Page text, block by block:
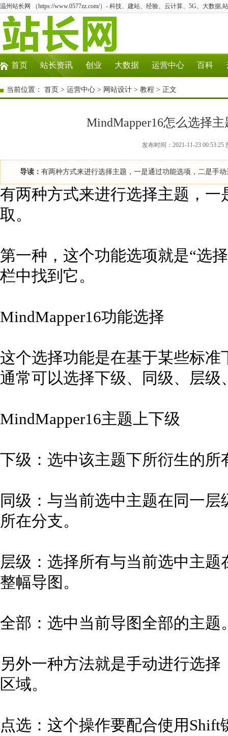
温州站长网 （https://www.0577zz.com/）- 科技、建站、经验、云计算、5G、大数据,
首页 站长资讯 创业 大数据 运营中心 百科
当前位置： 首页 > 运营中心 > 网站设计 > 教程 > 正文
MindMapper16怎么选择
发布时间：2021-11-23
导读： 有两种方式来进行选择主题，一是通过功能选项，二是手动
有两种方式来进行选择主题，
取。
第一种，这个功能选项就是“选
栏中找到它。
MindMapper16功能选择
这个选择功能是在基于某些标
通常可以选择下级、同级、层级
MindMapper16主题上下级
下级：选中该主题下所衍生的所
同级：与当前选中主题在同一
所在分支。
层级：选择所有与当前选中主
整幅导图。
全部：选中当前导图全部的主题
另外一种方法就是手动进行选
区域。
点选：这个操作要配合使用